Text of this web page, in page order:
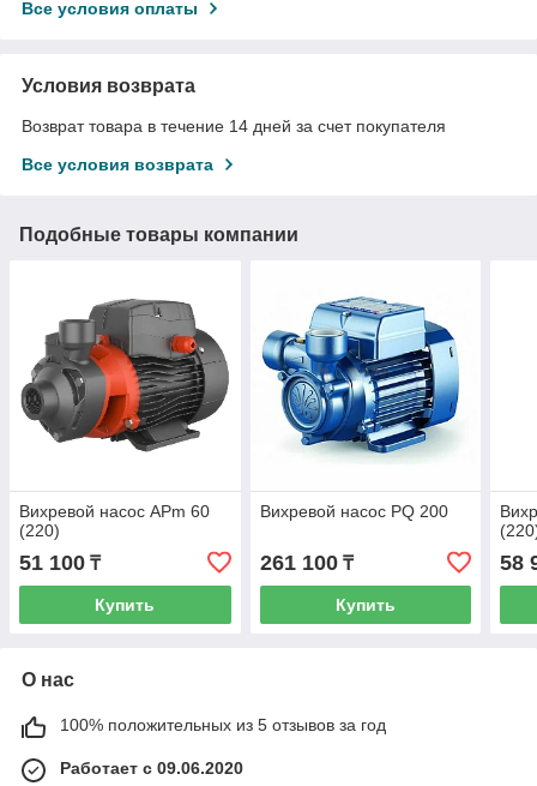
Все условия оплаты
Условия возврата
Возврат товара в течение 14 дней за счет покупателя
Все условия возврата
Подобные товары компании
Вихревой насос APm 60
(220)
51 100 ₸
Купить
Вихревой насос PQ 200
261 100₸
Купить
58
О нас
100% положительных из 5 отзывов за год
Работает с 09.06.2020